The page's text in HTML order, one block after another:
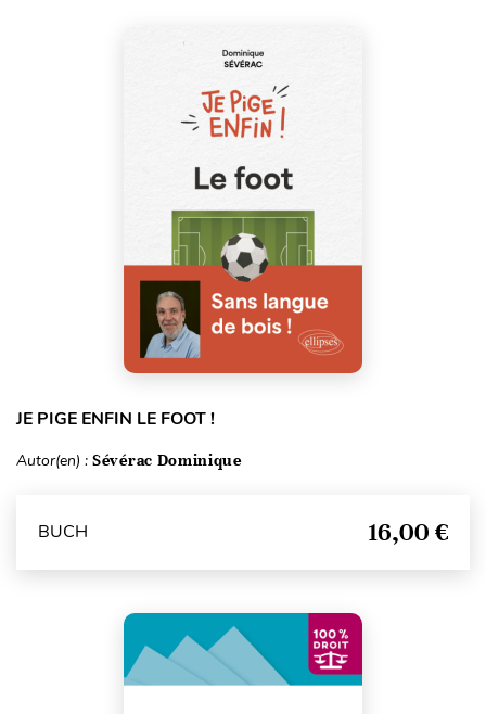
JE PIGE ENFIN LE FOOT !
Autor(en) : Sévérac Dominique
BUCH 16,00 €